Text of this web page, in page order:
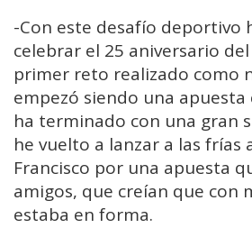
-Con este desafío deportivo
celebrar el 25 aniversario
primer reto realizado como
empezó siendo una apuesta
ha terminado con una gran
he vuelto a lanzar a las frías
Francisco por una apuesta
amigos, que creían que con
estaba en forma.